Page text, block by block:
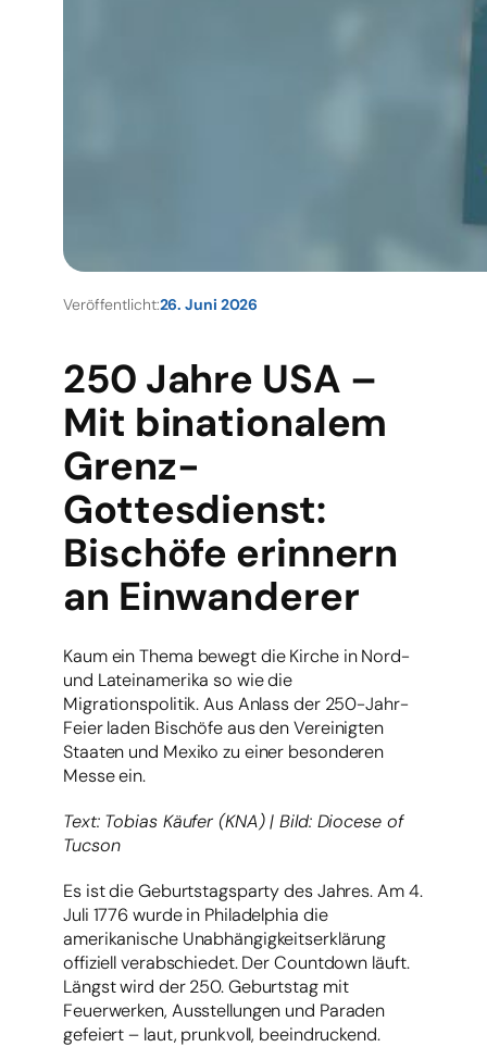
Veröffentlicht:26. Juni 2026
250 Jahre USA –
Mit binationalem
Grenz-
Gottesdienst:
Bischöfe erinnern
an Einwanderer
Kaum ein Thema bewegt die Kirche in Nord-
und Lateinamerika so wie die
Migrationspolitik. Aus Anlass der 250-Jahr-
Feier laden Bischöfe aus den Vereinigten
Staaten und Mexiko zu einer besonderen
Messe ein.
Text: Tobias Käufer (KNA) | Bild: Diocese of
Tucson
Es ist die Geburtstagsparty des Jahres. Am 4.
Juli 1776 wurde in Philadelphia die
amerikanische Unabhängigkeitserklärung
offiziell verabschiedet. Der Countdown läuft.
Längst wird der 250. Geburtstag mit
Feuerwerken, Ausstellungen und Paraden
gefeiert – laut, prunkvoll, beeindruckend.